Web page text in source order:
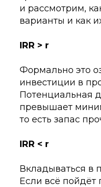
и рассмотрим,
варианты и как
IRR > r
Формально это
инвестиции в
Потенциальная
превышает
то есть запас
IRR < r
Вкладываться в
Если всё пойдёт